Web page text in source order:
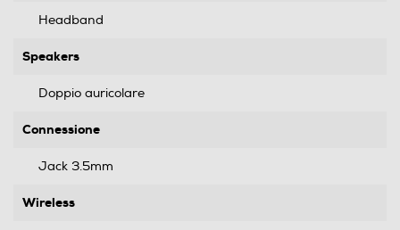
Headband
Speakers
Doppio auricolare
Connessione
Jack 3.5mm
Wireless